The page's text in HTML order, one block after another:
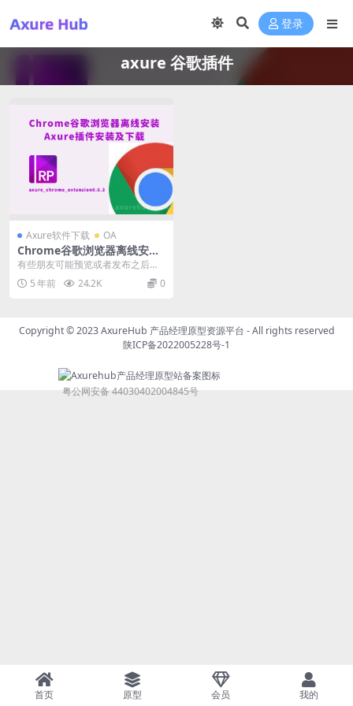
登录
axure 谷歌插件
Axure软件下载 OA
Chrome谷歌浏览器离线安装
Axure插件安装及下载 axure_
chrome_extension
有些朋友可能预览或者发布之后不
能直接预览axure的html文件，因
为浏览器可能...
5 年前 24.2K 0
Copyright © 2023AxureHub 产品经理原型资源平台 - All rights reserved
陕ICP备2022005228号-1
粤公网安备 44030402004845号
首页 原型 会员 我的